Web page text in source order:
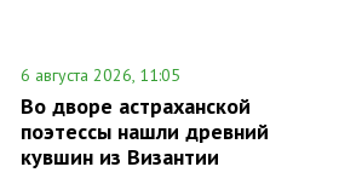
6 августа 2026, 11:05
Во дворе астраханской
поэтессы нашли древний
кувшин из Византии